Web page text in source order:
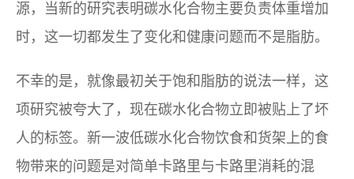
源，当新的研究表明碳水化合物主要负责体重增加
时，这一切都发生了变化和健康问题而不是脂肪。
不幸的是，就像最初关于饱和脂肪的说法一样，这
项研究被夸大了，现在碳水化合物立即被贴上了坏
人的标签。新一波低碳水化合物饮食和货架上的食
物带来的问题是对简单卡路里与卡路里消耗的混